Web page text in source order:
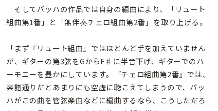
そしてバッハの作品では自身の編曲により、「リュート
組曲第1番」と「無伴奏チェロ組曲第2番」を取り上げる。
「まず『リュート組曲』ではほとんど手を加えていません
が、ギターの第3弦をGからF♯に半音下げ、ギターでのハ
ーモニーを豊かにしています。『チェロ組曲第2番』では、
楽譜通りだとあまりにも空虚に聴こえてしまうので、バッ
ハがこの曲を管弦楽曲などに編曲するなら、こうしただろ